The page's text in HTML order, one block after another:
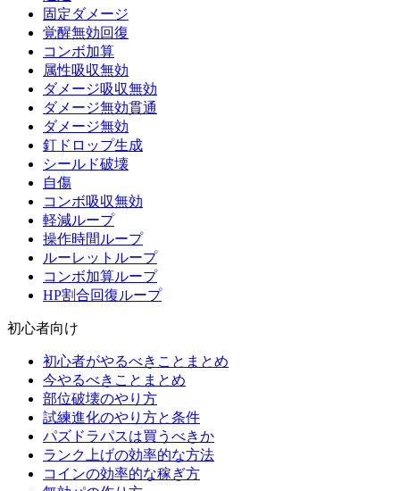
固定ダメージ
覚醒無効回復
コンボ加算
属性吸収無効
ダメージ吸収無効
ダメージ無効貫通
ダメージ無効
釘ドロップ生成
シールド破壊
自傷
コンボ吸収無効
軽減ループ
操作時間ループ
ルーレットループ
コンボ加算ループ
HP割合回復ループ
初心者向け
初心者がやるべきことまとめ
今やるべきことまとめ
部位破壊のやり方
試練進化のやり方と条件
パズドラパスは買うべきか
ランク上げの効率的な方法
コインの効率的な稼ぎ方